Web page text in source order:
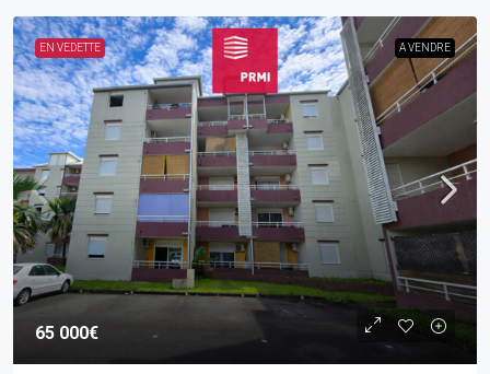
EN VEDETTE A VENDRE
65 000€